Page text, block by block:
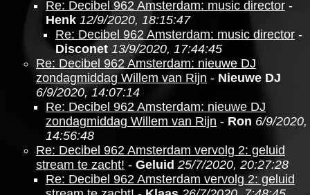
Re: Decibel 962 Amsterdam: music director -
Henk 12/9/2020, 18:15:47
Re: Decibel 962 Amsterdam: music director -
Disconet 13/9/2020, 17:44:45
Re: Decibel 962 Amsterdam: nieuwe DJ
zondagmiddag Willem van Rijn - Nieuwe DJ
6/9/2020, 14:07:14
Re: Decibel 962 Amsterdam: nieuwe DJ
zondagmiddag Willem van Rijn - Ron 6/9/2020,
14:56:48
Re: Decibel 962 Amsterdam vervolg 2: geluid
stream te zacht! - Geluid 25/7/2020, 20:27:28
Re: Decibel 962 Amsterdam vervolg 2: geluid